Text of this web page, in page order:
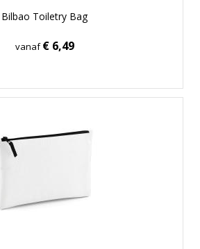
Bilbao Toiletry Bag
vanaf€ 6,49